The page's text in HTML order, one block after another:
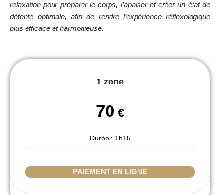
relaxation pour préparer le corps, l’apaiser et créer un état de
détente optimale, afin de rendre l’expérience réflexologique
plus efficace et harmonieuse.
1 zone
70 €
Durée : 1h15
PAIEMENT EN LIGNE